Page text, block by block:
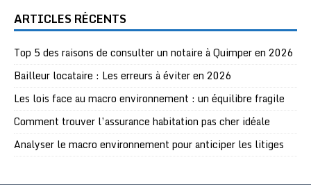
ARTICLES RÉCENTS
Top 5 des raisons de consulter un notaire à Quimper en 2026
Bailleur locataire : Les erreurs à éviter en 2026
Les lois face au macro environnement : un équilibre fragile
Comment trouver l’assurance habitation pas cher idéale
Analyser le macro environnement pour anticiper les litiges